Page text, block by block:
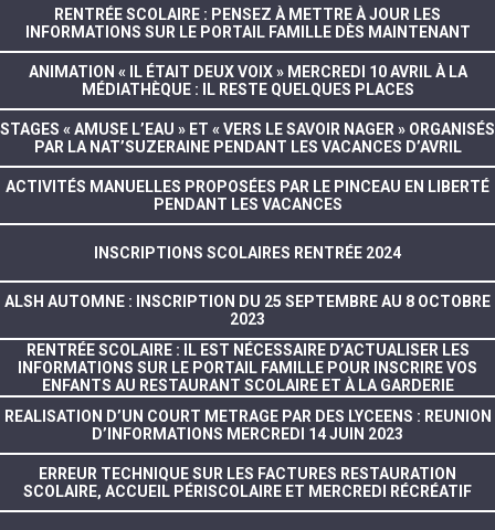
RENTRÉE SCOLAIRE : PENSEZ À METTRE À JOUR LES
INFORMATIONS SUR LE PORTAIL FAMILLE DÈS MAINTENANT
ANIMATION « IL ÉTAIT DEUX VOIX » MERCREDI 10 AVRIL À LA
MÉDIATHÈQUE : IL RESTE QUELQUES PLACES
STAGES « AMUSE L’EAU » ET « VERS LE SAVOIR NAGER » ORGANISÉS
PAR LA NAT’SUZERAINE PENDANT LES VACANCES D’AVRIL
ACTIVITÉS MANUELLES PROPOSÉES PAR LE PINCEAU EN LIBERTÉ
PENDANT LES VACANCES
INSCRIPTIONS SCOLAIRES RENTRÉE 2024
ALSH AUTOMNE : INSCRIPTION DU 25 SEPTEMBRE AU 8 OCTOBRE
2023
RENTRÉE SCOLAIRE : IL EST NÉCESSAIRE D’ACTUALISER LES
INFORMATIONS SUR LE PORTAIL FAMILLE POUR INSCRIRE VOS
ENFANTS AU RESTAURANT SCOLAIRE ET À LA GARDERIE
REALISATION D’UN COURT METRAGE PAR DES LYCEENS : REUNION
D’INFORMATIONS MERCREDI 14 JUIN 2023
ERREUR TECHNIQUE SUR LES FACTURES RESTAURATION
SCOLAIRE, ACCUEIL PÉRISCOLAIRE ET MERCREDI RÉCRÉATIF